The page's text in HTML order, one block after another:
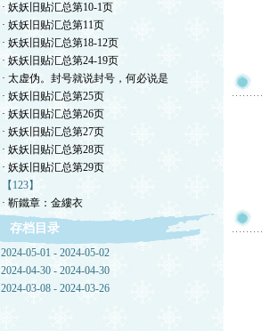
· 妖妖旧贴汇总第10-1页
· 妖妖旧贴汇总第11页
· 妖妖旧贴汇总第18-12页
· 妖妖旧贴汇总第24-19页
· 太虚伪。封号就说封号，何必说是
· 妖妖旧贴汇总第25页
· 妖妖旧贴汇总第26页
· 妖妖旧贴汇总第27页
· 妖妖旧贴汇总第28页
· 妖妖旧贴汇总第29页
【123】
· 靳鐵章：金縷衣
存档目录
2024-05-01 - 2024-05-02
2024-04-30 - 2024-04-30
2024-03-08 - 2024-03-26